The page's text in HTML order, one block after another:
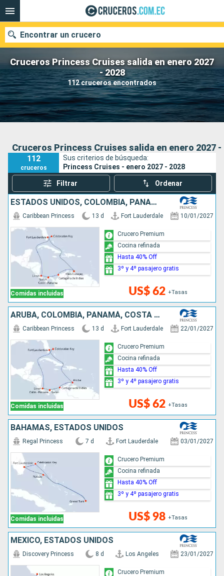
Cruceros Princess Cruises salida en enero 2027
- 2028
112 cruceros encontrados
Encontrar un crucero
Nuestros destinos
Fecha de salida
Buscar
Cruceros Princess Cruises salida en enero 2027 -
112
cruceros
Sus criterios de búsqueda:
Princess Cruises - enero 2027 - 2028
Filtrar Ordenar
ESTADOS UNIDOS, COLOMBIA, PANAMÁ, COSTA RICA, BAHAMAS
Comidas incluidas
Caribbean Princess 13 d Fort Lauderdale 10/01/2027
US$ 62 +Tasas
Crucero Premium
Cocina refinada
Hasta 40% Off
3º y 4º pasajero gratis
ARUBA, COLOMBIA, PANAMÁ, COSTA RICA, BAHAMAS, ESTADOS UNIDOS
Comidas incluidas
Caribbean Princess 13 d Fort Lauderdale 22/01/2027
US$ 62 +Tasas
Crucero Premium
Cocina refinada
Hasta 40% Off
3º y 4º pasajero gratis
BAHAMAS, ESTADOS UNIDOS
Comidas incluidas
Regal Princess 7 d Fort Lauderdale 03/01/2027
US$ 98 +Tasas
Crucero Premium
Cocina refinada
Hasta 40% Off
3º y 4º pasajero gratis
MÉXICO, ESTADOS UNIDOS
Discovery Princess 8 d Los Angeles 23/01/2027
Crucero Premium